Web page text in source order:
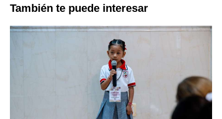
También te puede interesar